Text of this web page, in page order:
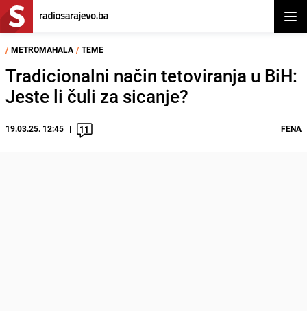
/ METROMAHALA / TEME
Tradicionalni način tetoviranja u BiH:
Jeste li čuli za sicanje?
19.03.25. 12:45 11 FENA